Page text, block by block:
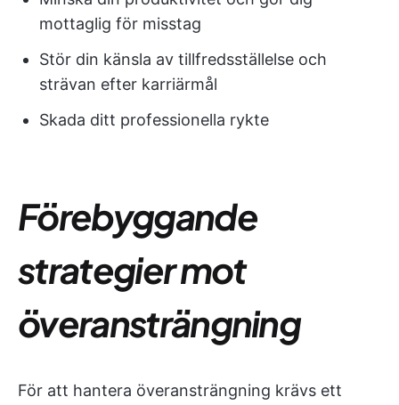
mottaglig för misstag
Stör din känsla av tillfredsställelse och
strävan efter karriärmål
Skada ditt professionella rykte
Förebyggande
strategier mot
överansträngning
För att hantera överansträngning krävs ett